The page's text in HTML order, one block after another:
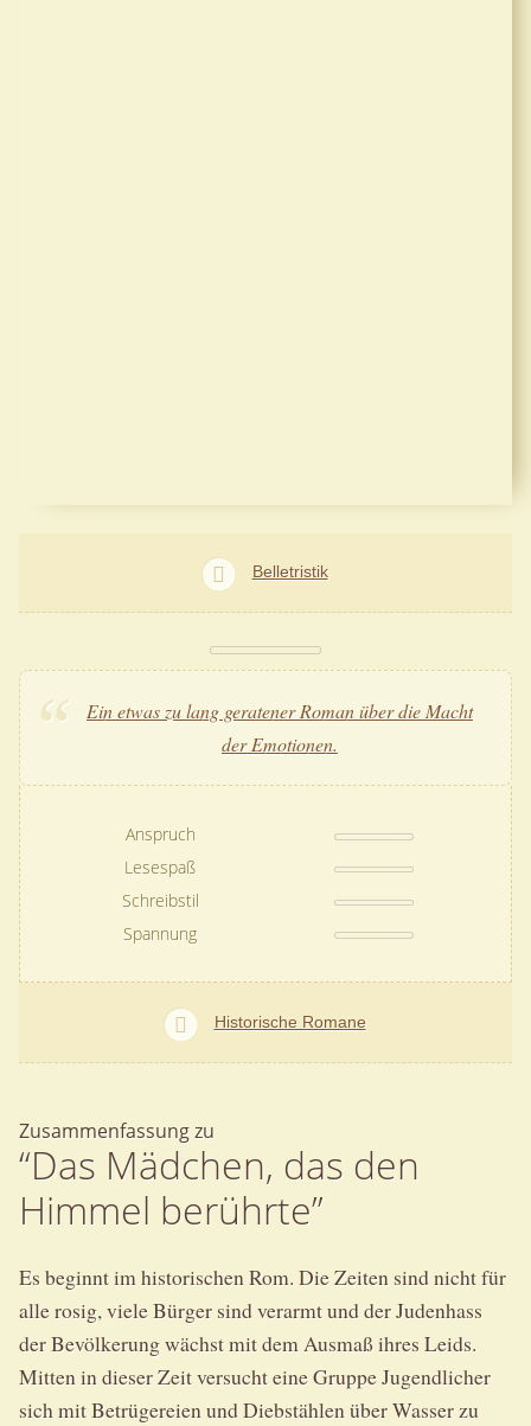
Belletristik
Ein etwas zu lang geratener Roman über die Macht
der Emotionen.
Anspruch
Lesespaß
Schreibstil
Spannung
Historische Romane
Zusammenfassung zu
“Das Mädchen, das den
Himmel berührte”
Es beginnt im historischen Rom. Die Zeiten sind nicht für
alle rosig, viele Bürger sind verarmt und der Judenhass
der Bevölkerung wächst mit dem Ausmaß ihres Leids.
Mitten in dieser Zeit versucht eine Gruppe Jugendlicher
sich mit Betrügereien und Diebstählen über Wasser zu